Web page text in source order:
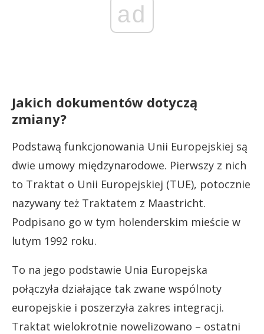
ad
Jakich dokumentów dotyczą
zmiany?
Podstawą funkcjonowania Unii Europejskiej są
dwie umowy międzynarodowe. Pierwszy z nich
to Traktat o Unii Europejskiej (TUE), potocznie
nazywany też Traktatem z Maastricht.
Podpisano go w tym holenderskim mieście w
lutym 1992 roku.
To na jego podstawie Unia Europejska
połączyła działające tak zwane wspólnoty
europejskie i poszerzyła zakres integracji.
Traktat wielokrotnie nowelizowano – ostatni